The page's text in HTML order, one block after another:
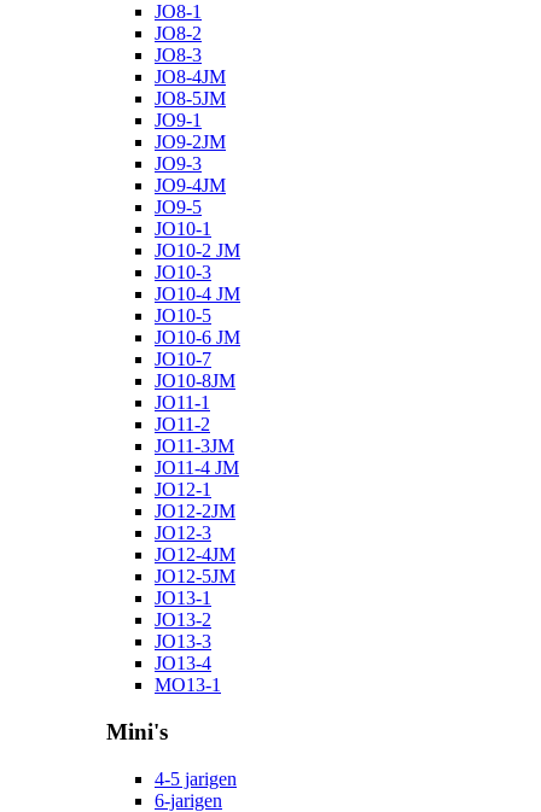
JO8-1
JO8-2
JO8-3
JO8-4JM
JO8-5JM
JO9-1
JO9-2JM
JO9-3
JO9-4JM
JO9-5
JO10-1
JO10-2 JM
JO10-3
JO10-4 JM
JO10-5
JO10-6 JM
JO10-7
JO10-8JM
JO11-1
JO11-2
JO11-3JM
JO11-4 JM
JO12-1
JO12-2JM
JO12-3
JO12-4JM
JO12-5JM
JO13-1
JO13-2
JO13-3
JO13-4
MO13-1
Mini's
4-5 jarigen
6-jarigen